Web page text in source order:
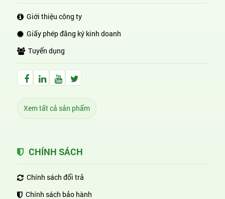
Giới thiệu công ty
Giấy phép đăng ký kinh doanh
Tuyển dụng
Facebook Huỳnh Gia Alpha
LinkedIn Huỳnh Gia Alpha
YouTube Huỳnh Gia Alpha
Twitter Huỳnh Gia Alpha
Xem tất cả sản phẩm
CHÍNH SÁCH
Chính sách đổi trả
Chính sách bảo hành